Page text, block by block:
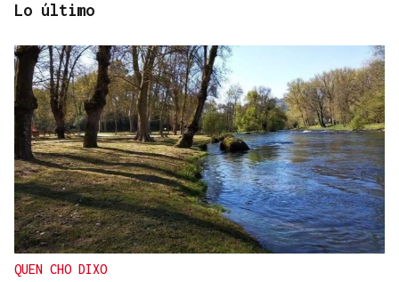
PARA EL ARREGLO INTEGRAL
Oporto, el modelo a seguir para recuperar el
casco histórico de Ourense
Lo último
QUEN CHO DIXO